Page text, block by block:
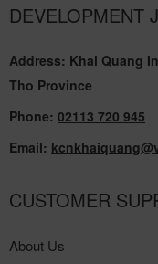
DEVELOPMENT
Address: Khai Quang
Tho Province
Phone: 02113 720 945
Email:
CUSTOMER
About Us